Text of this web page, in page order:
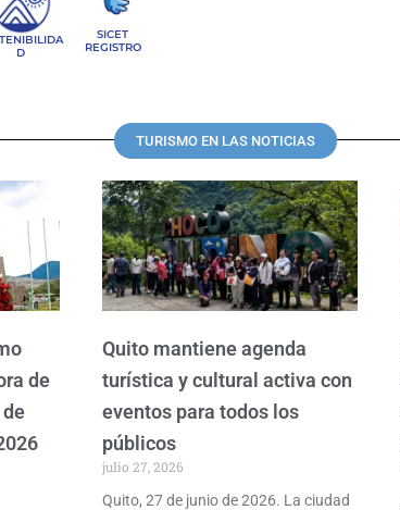
D
SICET
REGISTRO
TURISMO EN LAS NOTICIAS
de
Quito mantiene agenda
turística y cultural activa con
eventos para todos los
públicos
julio 27, 2026
Quito, 27 de junio de 2026. La ciudad
e
a
e
P
a
g
e
P
a
g
e